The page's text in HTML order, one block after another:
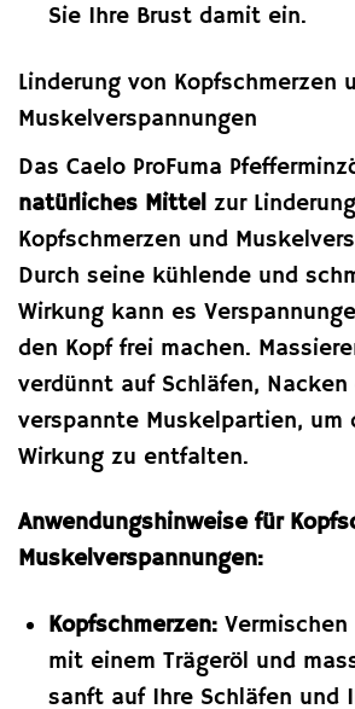
Sie Ihre Brust damit ein.
Linderung von Kopfschmerzen
Muskelverspannungen
Das Caelo ProFuma
natürliches Mittel zur
Kopfschmerzen und
Durch seine kühlende und
Wirkung kann es
den Kopf frei machen.
verdünnt auf Schläfen, Nacken
verspannte Muskelpartien, um
Wirkung zu entfalten.
Anwendungshinweise für
Muskelverspannungen:
Kopfschmerzen:Vermischen
mit einem Trägeröl und
sanft auf Ihre Schläfen und